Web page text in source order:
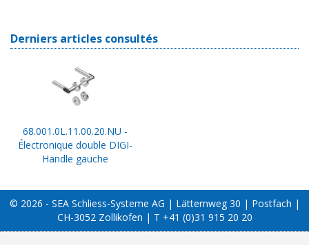
Derniers articles consultés
68.001.0L.11.00.20.NU -
Électronique double DIGI-
Handle gauche
© 2026 - SEA Schliess-Systeme AG | Lätternweg 30 | Postfach |
CH-3052 Zollikofen | T +41 (0)31 915 20 20